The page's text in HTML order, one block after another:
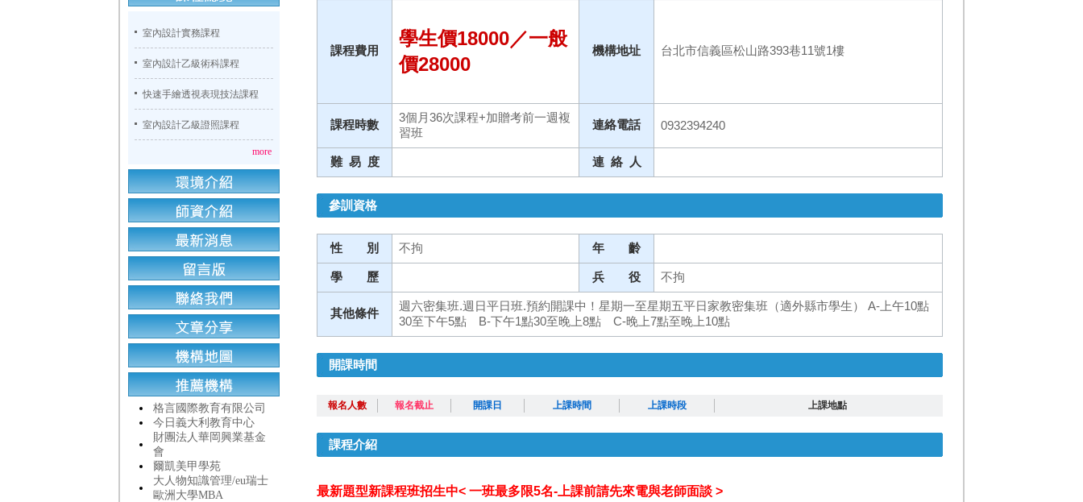
室內設計實務課程
室內設計乙級術科課程
快速手繪透視表現技法課程
室內設計乙級證照課程
more
格言國際教育有限公司
今日義大利教育中心
財團法人華岡興業基金
會
爾凱美甲學苑
大人物知識管理/eu瑞士
歐洲大學MBA
課程費用
學生價18000／一般
價28000
機構地址 台北市信義區松山路393巷11號1樓
課程時數
3個月36次課程+加贈考前一週複
習班
連絡電話 0932394240
難 易 度 連 絡 人
參訓資格
性 別 不拘 年 齡
學 歷 兵 役 不拘
其他條件
週六密集班.週日平日班.預約開課中！星期一至星期五平日家教密集班（適外縣市學生） A-上午10點
30至下午5點 B-下午1點30至晚上8點 C-晚上7點至晚上10點
開課時間
報名人數 報名截止 開課日 上課時間 上課時段 上課地點
課程介紹
最新題型新課程班招生中< 一班最多限5名-上課前請先來電與老師面談 >